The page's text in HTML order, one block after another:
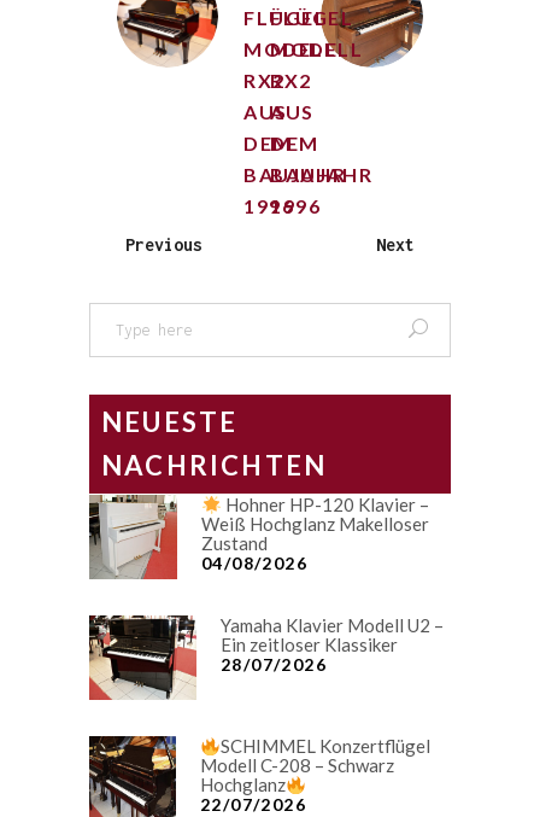
FLÜGEL
MODELL
RX2
AUS
DEM
BAUJAHR
1996
Previous
FLÜGEL
MODELL
RX2
AUS
DEM
BAUJAHR
1996
Next
NEUESTE
NACHRICHTEN
Hohner HP-120 Klavier –
Weiß Hochglanz Makelloser
Zustand
04/08/2026
Yamaha Klavier Modell U2 –
Ein zeitloser Klassiker
28/07/2026
SCHIMMEL Konzertflügel
Modell C-208 – Schwarz
Hochglanz
22/07/2026